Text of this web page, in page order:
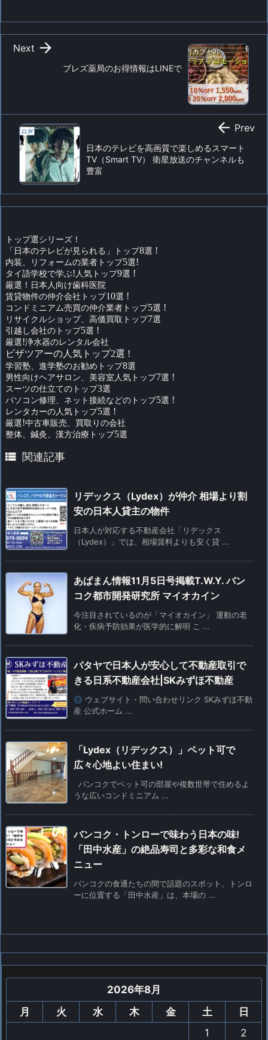
ブレズ薬局のお得情報はLINEで

Next
日本のテレビを高画質で楽しめるスマート
TV（Smart TV） 衛星放送のチャンネルも
豊富
 Prev
トップ選シリーズ！
「日本のテレビが見られる」トップ8選 !
内装、リフォームの業者トップ5選!
タイ語学校で学ぶ! 人気トップ9選 !
厳選！日本人向け歯科医院
賃貸物件の仲介会社トップ10選 !
コンドミニアム売買の仲介業者トップ5選 !
リサイクルショップ、高価買取トップ7選
引越し会社のトップ5選 !
厳選!浄水器のレンタル会社
ビザツアーの人気トップ2選 !
学習塾、進学塾のお勧めトップ8選
男性向けヘアサロン、美容室人気トップ7選 !
スーツの仕立てのトップ3選
パソコン修理、ネット接続などのトップ5選 !
レンタカーの人気トップ5選 !
厳選!中古車販売、買取りの会社
整体、鍼灸、漢方治療トップ5選
 関連記事
リデックス（Lydex）が仲介 相場より割
安の日本人貸主の物件
日本人が対応する不動産会社「リデックス
（Lydex）」では、相場賃料よりも安く貸 ...
あぱまん情報11月5日号掲載T.W.Y. バン
コク都市開発研究所 マイオカイン
今注目されているのが「マイオカイン」 運動の老
化・疾病予防効果が医学的に解明 こ ...
パタヤで日本人が安心して不動産取引で
きる日系不動産会社|SKみずほ不動産
ウェブサイト・問い合わせリンク SKみずほ不動
産 公式ホーム ...
「Lydex（リデックス）」ペット可で
広々心地よい住まい!
バンコクでペット可の部屋や複数世帯で住めるよ
うな広いコンドミニアム ...
バンコク・トンローで味わう日本の味!
「田中水産」の絶品寿司と多彩な和食メ
ニュー
バンコクの食通たちの間で話題のスポット、トンロ
ーに位置する「田中水産」は、本場の ...
2026年8月
月
火 水 木 金 土
日
1
2